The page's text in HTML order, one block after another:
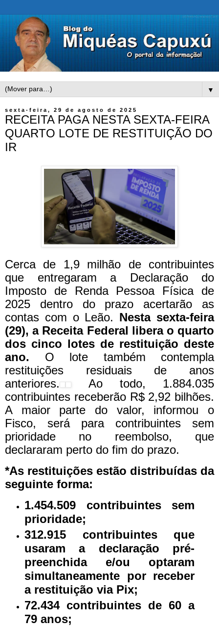
▼
sexta-feira, 29 de agosto de 2025
RECEITA PAGA NESTA SEXTA-FEIRA
QUARTO LOTE DE RESTITUIÇÃO DO
IR
Cerca de 1,9 milhão de contribuintes
que entregaram a Declaração do
Imposto de Renda Pessoa Física de
2025 dentro do prazo acertarão as
contas com o Leão. Nesta sexta-feira
(29), a Receita Federal libera o quarto
dos cinco lotes de restituição deste
ano. O lote também contempla
restituições residuais de anos
anteriores.
Ao todo, 1.884.035
contribuintes receberão R$ 2,92 bilhões.
A maior parte do valor, informou o
Fisco, será para contribuintes sem
prioridade no reembolso, que
declararam perto do fim do prazo.
*As restituições estão distribuídas da
seguinte forma:
1.454.509 contribuintes sem
prioridade;
312.915 contribuintes que
usaram a declaração pré-
preenchida e/ou optaram
simultaneamente por receber
a restituição via Pix;
72.434 contribuintes de 60 a
79 anos;